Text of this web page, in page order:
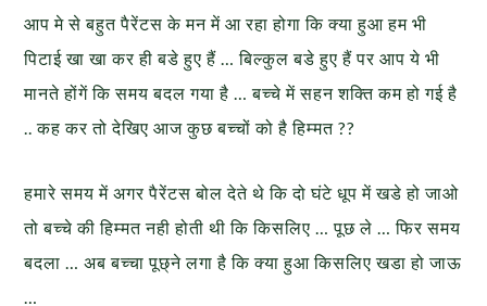
आप मे से बहुत पैरेंटस के मन में आ रहा होगा कि क्या हुआ हम भी
पिटाई खा खा कर ही बडे हुए हैं … बिल्कुल बडे हुए हैं पर आप ये भी
मानते होंगें कि समय बदल गया है … बच्चे में सहन शक्ति कम हो गई है
.. कह कर तो देखिए आज कुछ बच्चों को है हिम्मत ??
हमारे समय में अगर पैरेंटस बोल देते थे कि दो घंटे धूप में खडे हो जाओ
तो बच्चे की हिम्मत नही होती थी कि किसलिए … पूछ ले … फिर समय
बदला … अब बच्चा पूछ्ने लगा है कि क्या हुआ किसलिए खडा हो जाऊ
…